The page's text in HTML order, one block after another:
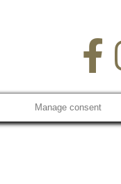
Manage consent